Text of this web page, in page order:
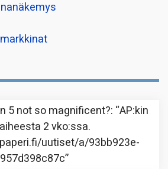
5 not so magnificent?: “AP:kin
2 vko:ssa.
uutiset/a/93bb923e-
”